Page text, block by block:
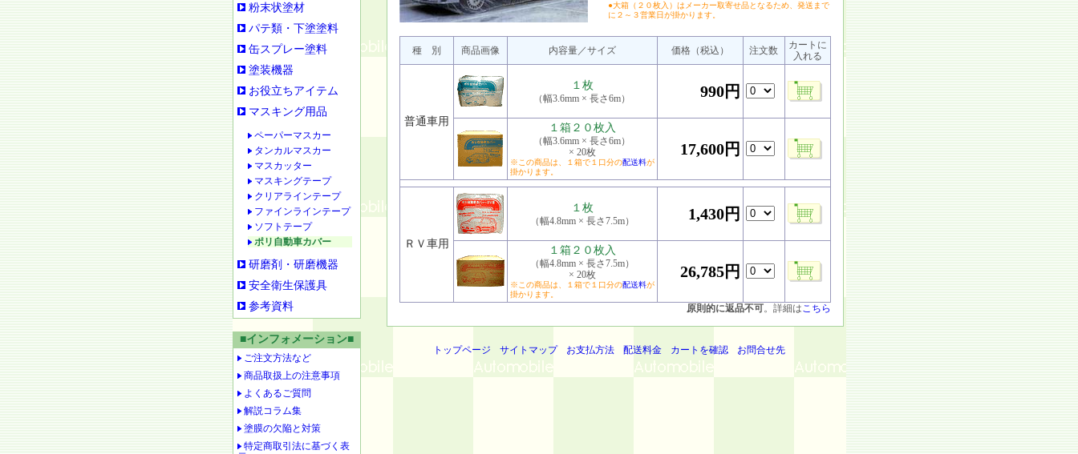
粉末状塗材
パテ類・下塗塗料
缶スプレー塗料
塗装機器
お役立ちアイテム
マスキング用品
ペーパーマスカー
タンカルマスカー
マスカッター
マスキングテープ
クリアラインテープ
ファインラインテープ
ソフトテープ
ポリ自動車カバー
研磨剤・研磨機器
安全衛生保護具
参考資料
■インフォメーション■
ご注文方法など
商品取扱上の注意事項
よくあるご質問
解説コラム集
塗膜の欠陥と対策
特定商取引法に基づく表
●大箱（２０枚入）はメーカー取寄せ品となるため、発送まで
に２～３営業日が掛かります。
種 別 商品画像 内容量／サイズ 価格（税込） 注文数
カートに
入れる
普通車用
１枚
（幅3.6mm × 長さ6m） 990円
１箱２０枚入
（幅3.6mm × 長さ6m）
× 20枚
※この商品は、１箱で１口分の配送料が
掛かります。
17,600円
ＲＶ車用
１枚
（幅4.8mm × 長さ7.5m） 1,430円
１箱２０枚入
（幅4.8mm × 長さ7.5m）
× 20枚
※この商品は、１箱で１口分の配送料が
掛かります。
26,785円
原則的に返品不可。詳細はこちら
トップページ サイトマップ お支払方法 配送料金 カートを確認 お問合せ先